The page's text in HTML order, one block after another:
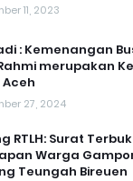
11, 2023
: Kemenangan
merupakan
27, 2024
RTLH: Surat
Warga
Teungah Bireuen